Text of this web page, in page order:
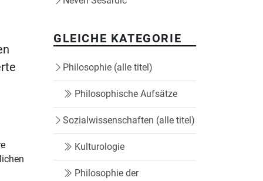
GLEICHE KATEGORIE
Philosophie (alle titel)
Philosophische Aufsätze
Sozialwissenschaften (alle titel)
Kulturologie
Philosophie der